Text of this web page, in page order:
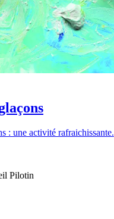
: une activité rafraichissante.
Pilotin